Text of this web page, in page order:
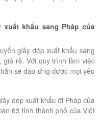
khẩu sang Pháp của
giầy dép xuất khẩu sang
giá rẻ. Với quy trình làm việc
sẽ đáp ứng được mọi yêu
dép xuất khẩu đi Pháp của
63 tỉnh thành phố của Việt